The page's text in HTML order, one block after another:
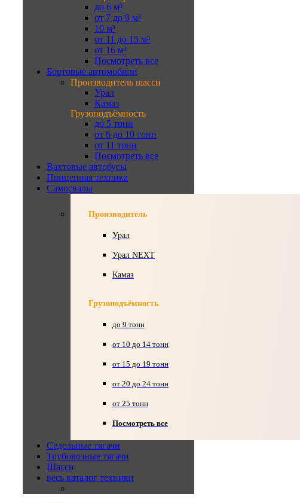
до 6 м³
от 7 до 9 м³
10 м³
от 11 до 15 м³
от 16 м³
Посмотреть все
Бортовые автомобили
Производитель шасси
Урал
Камаз
Грузоподъёмность
до 5 тонн
от 6 до 10 тонн
от 11 тонн
Посмотреть все
Вахтовые автобусы
Прицепная техника
Самосвалы
Производитель
Урал
Урал NEXT
Камаз
Грузоподъёмность
до 9 тонн
от 10 до 14 тонн
от 15 до 19 тонн
от 20 до 24 тонн
от 25 тонн
Посмотреть все
Седельные тягачи
Трубовозные тягачи
Шасси
весь каталог техники